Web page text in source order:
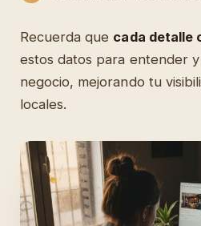
Recuerda que cada detalle
estos datos para entender
negocio, mejorando tu
locales.